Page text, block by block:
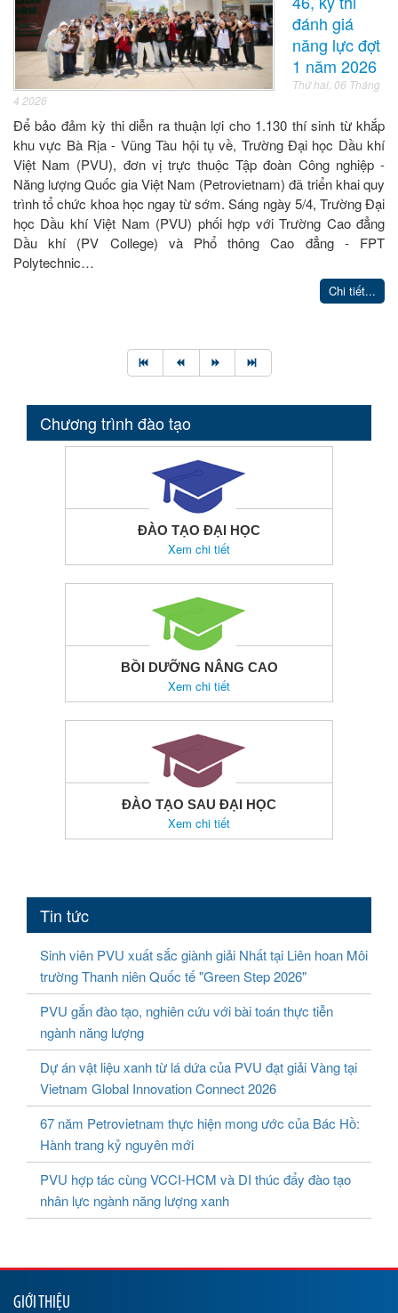
đánh giá
năng lực đợt
1 năm 2026
Thứ hai, 06 Tháng
4 2026
Để bảo đảm kỳ thi diễn ra thuận lợi cho 1.130 thí sinh từ khắp
khu vực Bà Rịa - Vũng Tàu hội tụ về, Trường Đại học Dầu khí
Việt Nam (PVU), đơn vị trực thuộc Tập đoàn Công nghiệp -
Năng lượng Quốc gia Việt Nam (Petrovietnam) đã triển khai quy
trình tổ chức khoa học ngay từ sớm. Sáng ngày 5/4, Trường Đại
học Dầu khí Việt Nam (PVU) phối hợp với Trường Cao đẳng
Dầu khí (PV College) và Phổ thông Cao đẳng - FPT
Polytechnic…
Chi tiết...
Chương trình đào tạo
ĐÀO TẠO ĐẠI HỌC
Xem chi tiết
BỒI DƯỠNG NÂNG CAO
Xem chi tiết
ĐÀO TẠO SAU ĐẠI HỌC
Xem chi tiết
Tin tức
Sinh viên PVU xuất sắc giành giải Nhất tại Liên hoan Môi
trường Thanh niên Quốc tế "Green Step 2026"
PVU gắn đào tạo, nghiên cứu với bài toán thực tiễn
ngành năng lượng
Dự án vật liệu xanh từ lá dứa của PVU đạt giải Vàng tại
Vietnam Global Innovation Connect 2026
67 năm Petrovietnam thực hiện mong ước của Bác Hồ:
Hành trang kỷ nguyên mới
PVU hợp tác cùng VCCI-HCM và DI thúc đẩy đào tạo
nhân lực ngành năng lượng xanh
GIỚI THIỆU